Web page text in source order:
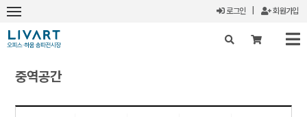
로그인 회원가입
중역공간